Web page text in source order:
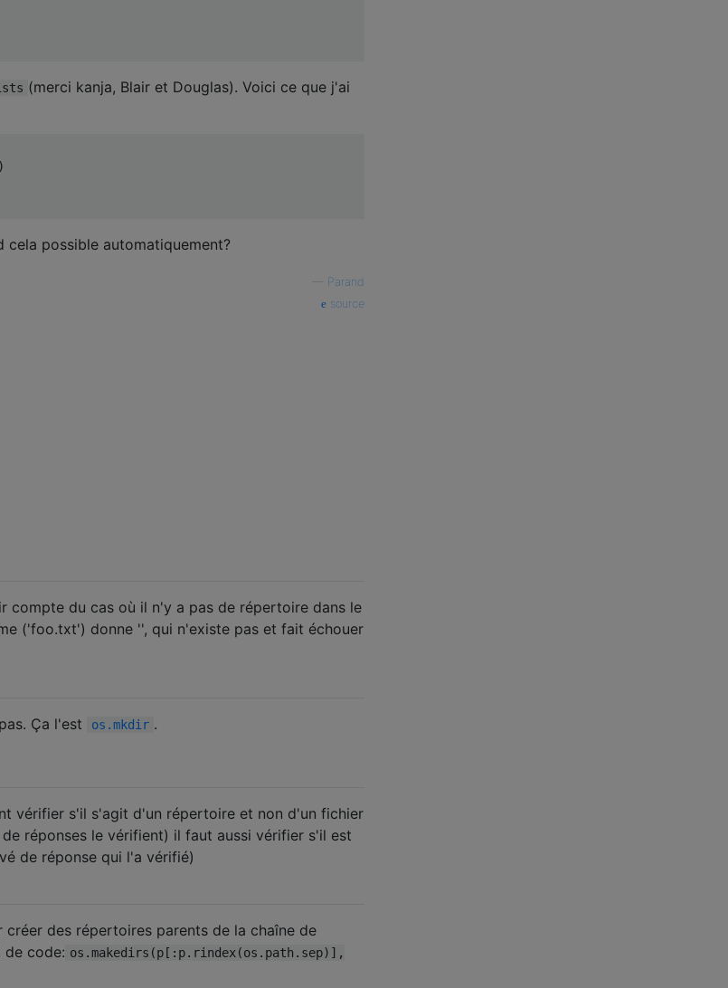
(merci kanja, Blair et Douglas). Voici ce que j'ai
)
possible automatiquement?
Parand
source
compte du cas où il n'y a pas de répertoire dans le
('foo.txt') donne '', qui n'existe pas et fait échouer
Ça l'est os.mkdir .
vérifier s'il s'agit d'un répertoire et non d'un fichier
réponses le vérifient) il faut aussi vérifier s'il est
de réponse qui l'a vérifié)
des répertoires parents de la chaîne de
de code: os.makedirs(p[:p.rindex(os.path.sep)],